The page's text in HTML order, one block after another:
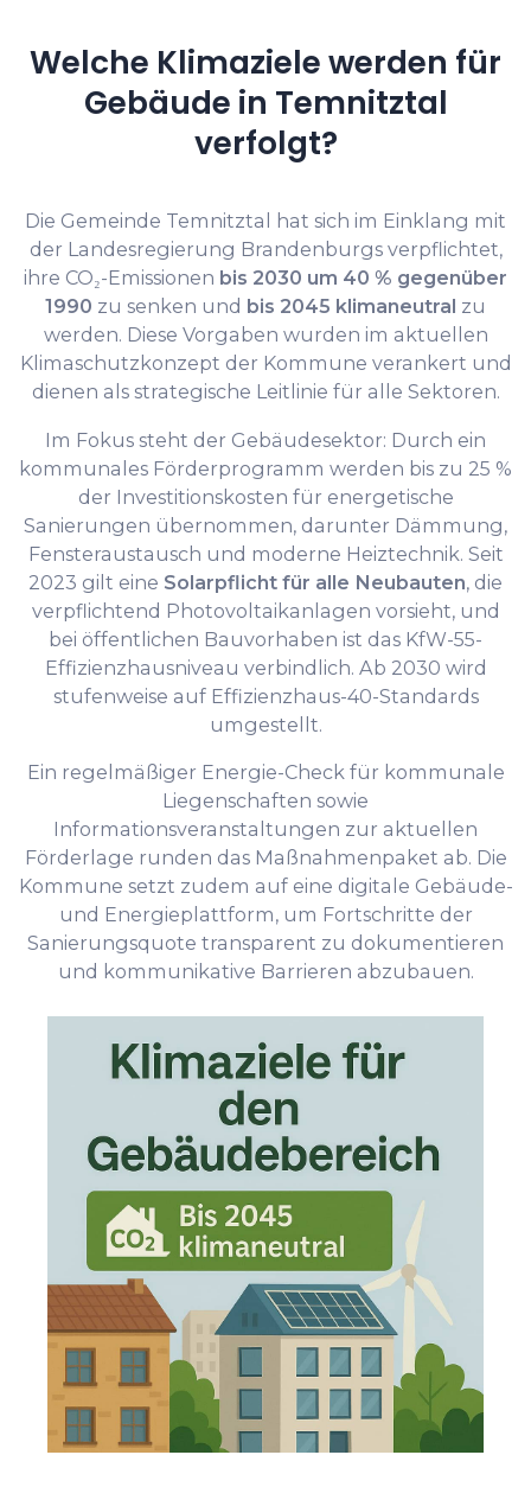
Welche Klimaziele werden für
Gebäude in Temnitztal
verfolgt?
Die Gemeinde Temnitztal hat sich im Einklang mit
der Landesregierung Brandenburgs verpflichtet,
ihre CO₂-Emissionen bis 2030 um 40 % gegenüber
1990 zu senken und bis 2045 klimaneutral zu
werden. Diese Vorgaben wurden im aktuellen
Klimaschutzkonzept der Kommune verankert und
dienen als strategische Leitlinie für alle Sektoren.
Im Fokus steht der Gebäudesektor: Durch ein
kommunales Förderprogramm werden bis zu 25 %
der Investitionskosten für energetische
Sanierungen übernommen, darunter Dämmung,
Fensteraustausch und moderne Heiztechnik. Seit
2023 gilt eine Solarpflicht für alle Neubauten, die
verpflichtend Photovoltaikanlagen vorsieht, und
bei öffentlichen Bauvorhaben ist das KfW-55-
Effizienzhausniveau verbindlich. Ab 2030 wird
stufenweise auf Effizienzhaus-40-Standards
umgestellt.
Ein regelmäßiger Energie-Check für kommunale
Liegenschaften sowie
Informationsveranstaltungen zur aktuellen
Förderlage runden das Maßnahmenpaket ab. Die
Kommune setzt zudem auf eine digitale Gebäude-
und Energieplattform, um Fortschritte der
Sanierungsquote transparent zu dokumentieren
und kommunikative Barrieren abzubauen.